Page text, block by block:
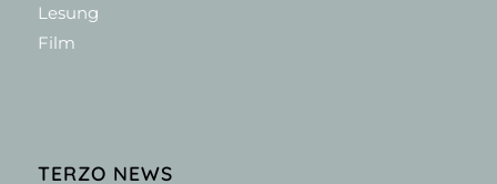
Lesung
Film
TERZO NEWS